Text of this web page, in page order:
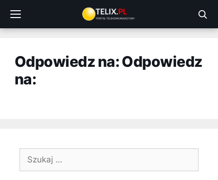
treści
Odpowiedz na: Odpowiedz
na:
Szukaj: